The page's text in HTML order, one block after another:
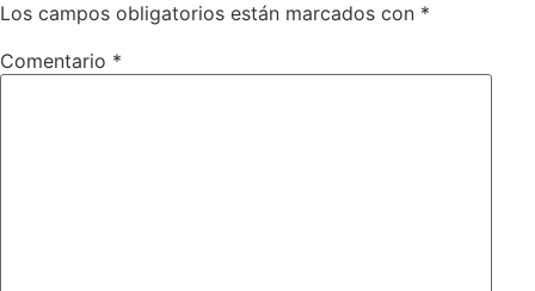
Los campos obligatorios están marcados con *
Comentario *